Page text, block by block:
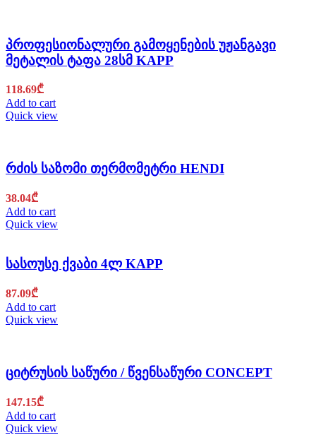
პროფესიონალური გამოყენების უჟანგავი
მეტალის ტაფა 28სმ KAPP
118.69₾
Add to cart
Quick view
რძის საზომი თერმომეტრი HENDI
38.04₾
Add to cart
Quick view
სასოუსე ქვაბი 4ლ KAPP
87.09₾
Add to cart
Quick view
ციტრუსის საწური / წვენსაწური CONCEPT
147.15₾
Add to cart
Quick view